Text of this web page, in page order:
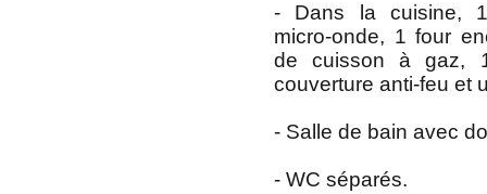
- Dans la cuisine, 1
micro-onde, 1 four
de cuisson à gaz,
couverture anti-feu et
- Salle de bain avec
- WC séparés.